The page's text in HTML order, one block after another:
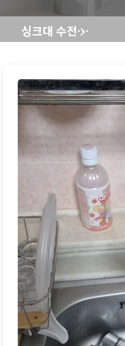
싱크대 수전교체